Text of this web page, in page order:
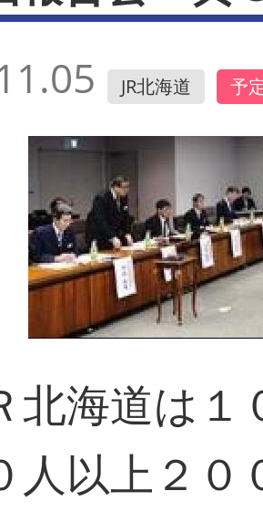
JR北海道 予
海道は１
人以上２